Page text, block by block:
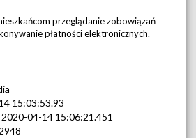
przeglądanie zobowiązań
płatności elektronicznych.
15:03:53.93
2020-04-14 15:06:21.451